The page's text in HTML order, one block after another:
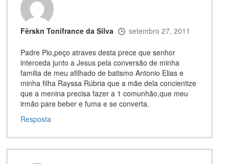
Fërskn Tonifrance da Silva setembro 27, 2011
Padre Pio,peço atraves desta prece que senhor
interceda junto a Jesus pela conversão de minha
familia de meu afilhado de batismo Antonio Elias e
minha filha Rayssa Rúbria que a mãe dela concientize
que a menina precisa fazer a 1 comunhão,que meu
irmão pare beber e fuma e se converta.
Resposta